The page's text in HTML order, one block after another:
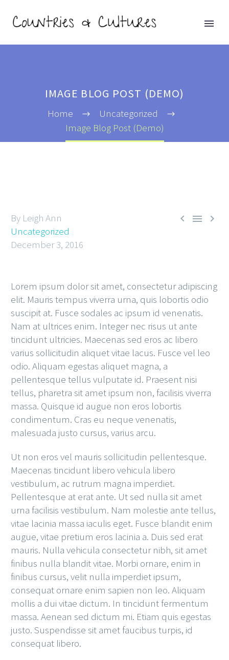
IMAGE BLOG POST (DEMO)
Home
Uncategorized
Image Blog Post (Demo)
  
By Leigh Ann
Uncategorized
December 3, 2016
Lorem ipsum dolor sit amet, consectetur adipiscing
elit. Mauris tempus viverra urna, quis lobortis odio
suscipit at. Fusce sodales ac ipsum id venenatis.
Nam at ultrices enim. Integer nec risus ut ante
tincidunt ultricies. Maecenas sed eros ac libero
varius sollicitudin aliquet vitae lacus. Fusce vel leo
odio. Aliquam egestas aliquet magna, a
pellentesque tellus vulputate id. Praesent nisi
tellus, pharetra sit amet ipsum non, facilisis viverra
massa. Quisque id augue non eros lobortis
condimentum. Cras eu neque venenatis,
malesuada justo cursus, varius arcu.
Ut non eros vel mauris sollicitudin pellentesque.
Maecenas tincidunt libero vehicula libero
vestibulum, ac rutrum magna imperdiet.
Pellentesque at erat ante. Ut sed nulla sit amet
urna facilisis vestibulum. Nam molestie ante tellus,
vitae lacinia massa iaculis eget. Fusce blandit enim
augue, vitae pretium eros lacinia a. Duis sed erat
mauris. Nulla vehicula consectetur nibh, sit amet
finibus nulla blandit vitae. Morbi ornare, enim in
finibus cursus, velit nulla imperdiet ipsum,
consequat ornare enim sapien non leo. Aliquam
mollis a dui vitae dictum. In tincidunt fermentum
massa. Aenean sed dictum mi. Etiam quis egestas
justo. Suspendisse sit amet faucibus turpis, id
consequat libero.